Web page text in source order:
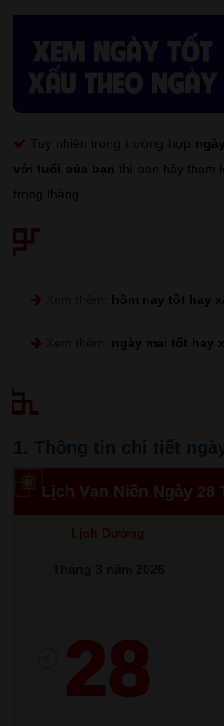
Tuy nhiên trong trường hợp
với tuổi của bạn thì bạn hãy tham
trong tháng.
hôm nay tốt hay
ngày mai tốt hay
1. Thông tin chi tiết
Lịch Vạn Niên Ngày 28
Lịch Dương
28